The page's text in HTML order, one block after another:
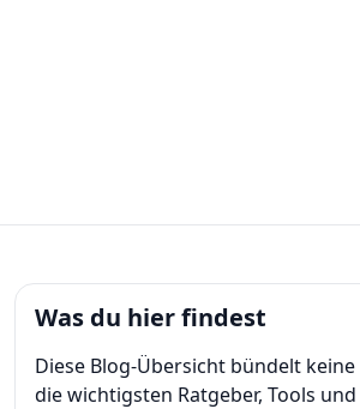
Was du hier findest
Diese Blog-Übersicht bündelt
die wichtigsten Ratgeber, Tools